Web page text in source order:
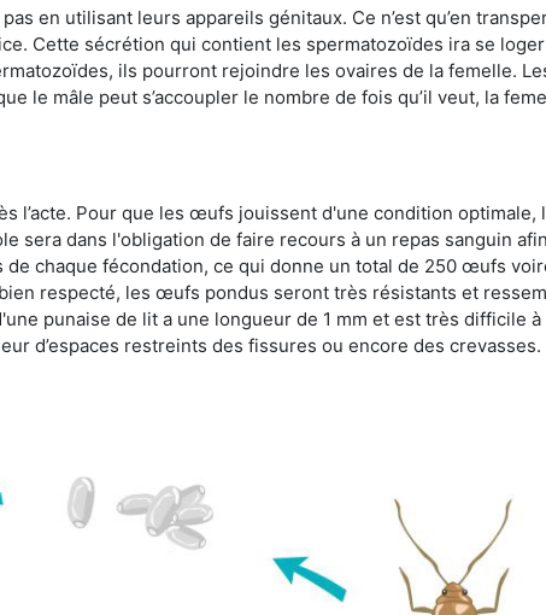
en utilisant leurs appareils génitaux. Ce n’est qu’en
Cette sécrétion qui contient les spermatozoïdes ira se
ils pourront rejoindre les ovaires de la femelle.
le mâle peut s’accoupler le nombre de fois qu’il veut, la
l’acte. Pour que les œufs jouissent d'une condition optimale,
sera dans l'obligation de faire recours à un repas sanguin
chaque fécondation, ce qui donne un total de 250 œufs
respecté, les œufs pondus seront très résistants et
punaise de lit a une longueur de 1 mm et est très difficile
d’espaces restreints des fissures ou encore des crevasses.